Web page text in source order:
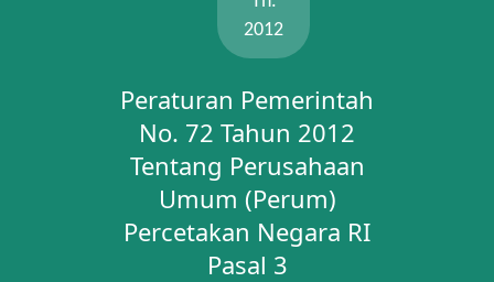
2012
Peraturan Pemerintah
No. 72 Tahun 2012
Tentang Perusahaan
Umum (Perum)
Percetakan Negara RI
Pasal 3